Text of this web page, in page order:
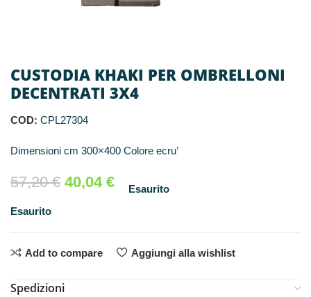
CUSTODIA KHAKI PER OMBRELLONI
DECENTRATI 3X4
COD: CPL27304
Dimensioni cm 300×400 Colore ecru’
57,20€ 40,04 €
Esaurito
Esaurito
Add to compare Aggiungi alla wishlist
Spedizioni